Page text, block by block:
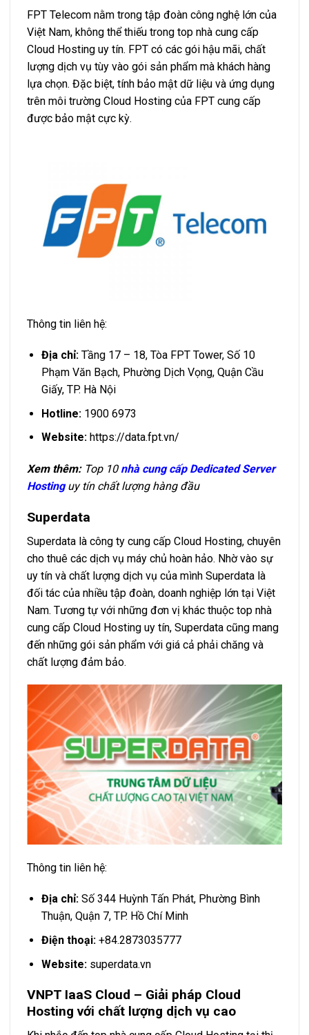
FPT Telecom nằm trong tập đoàn công nghệ lớn của
Việt Nam, không thể thiếu trong top nhà cung cấp
Cloud Hosting uy tín. FPT có các gói hậu mãi, chất
lượng dịch vụ tùy vào gói sản phẩm mà khách hàng
lựa chọn. Đặc biệt, tính bảo mật dữ liệu và ứng dụng
trên môi trường Cloud Hosting của FPT cung cấp
được bảo mật cực kỳ.
Thông tin liên hệ:
Địa chỉ:Tầng 17 – 18, Tòa FPT Tower, Số 10
Phạm Văn Bạch, Phường Dịch Vọng, Quận Cầu
Giấy, TP. Hà Nội
Hotline:1900 6973
Website:https://data.fpt.vn/
Xem thêm: Top 10 nhà cung cấp Dedicated Server
Hostinguy tín chất lượng hàng đầu
Superdata
Superdata là công ty cung cấp Cloud Hosting, chuyên
cho thuê các dịch vụ máy chủ hoàn hảo. Nhờ vào sự
uy tín và chất lượng dịch vụ của mình Superdata là
đối tác của nhiều tập đoàn, doanh nghiệp lớn tại Việt
Nam. Tương tự với những đơn vị khác thuộc top nhà
cung cấp Cloud Hosting uy tín, Superdata cũng mang
đến những gói sản phẩm với giá cả phải chăng và
chất lượng đảm bảo.
Thông tin liên hệ:
Địa chỉ:Số 344 Huỳnh Tấn Phát, Phường Bình
Thuận, Quận 7, TP. Hồ Chí Minh
Điện thoại:+84.2873035777
Website:superdata.vn
VNPT IaaS Cloud – Giải pháp Cloud
Hosting với chất lượng dịch vụ cao